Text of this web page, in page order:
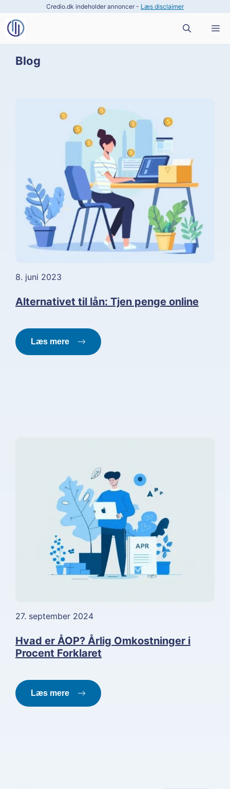
indhold
Credio.dk indeholder annoncer - Læs disclaimer
Blog
8. juni 2023
Alternativet til lån: Tjen penge online
Læs mere
27. september 2024
Hvad er ÅOP? Årlig Omkostninger i
Procent Forklaret
Læs mere